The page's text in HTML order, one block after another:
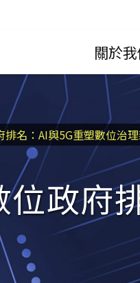
關於
名：AI與5G重塑數位治
政府